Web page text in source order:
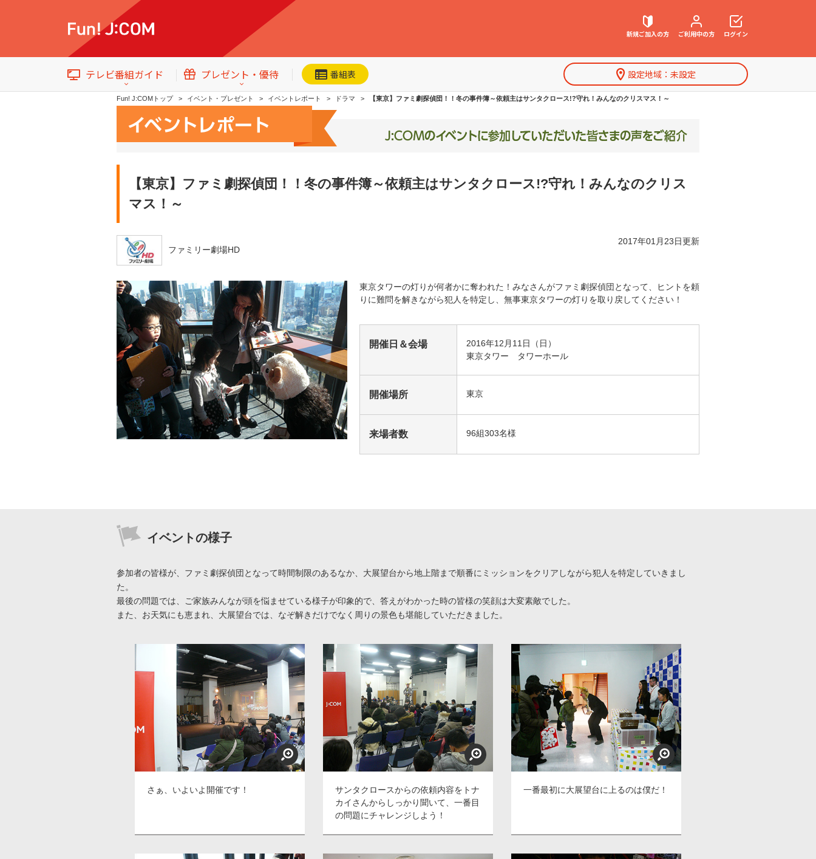
新規ご加入の方 ご利用中の方
契約内容確認・変更
お困りごと解決・よくあるご質問
ログイン
テレビ番組ガイド プレゼント・優待 番組表 設定地域： 未設定
テレビ番組情報トップ 今日・明日のおすすめ ネット動画 特集一覧
番組ジャンル
洋画 邦画 海外ドラマ 国内ドラマ アジアドラマ
スポーツ
アニメ・キッズ
音楽 エンタメ・バラエティ ドキュメンタリー・ホビー アダルト
J:COM放送の地域チャンネル
イベント・プレゼント
Fun! J:COMトップ イベント・プレゼント イベントレポート ドラマ 【東京】ファミ劇探偵団！！冬の事件簿～依頼主はサンタクロース!?守れ！みんなのクリスマス！～
【東京】ファミ劇探偵団！！冬の事件簿～依頼主はサンタクロース!?守れ！みんなのクリス
マス！～
2017年01月23日更新
ファミリー劇場HD
東京タワーの灯りが何者かに奪われた！みなさんがファミ劇探偵団となって、ヒントを頼
りに難問を解きながら犯人を特定し、無事東京タワーの灯りを取り戻してください！
開催日＆会場
2016年12月11日（日）
東京タワー タワーホール
開催場所 東京
来場者数 96組303名様
イベントの様子
参加者の皆様が、ファミ劇探偵団となって時間制限のあるなか、大展望台から地上階まで順番にミッションをクリアしながら犯人を特定していきまし
た。
最後の問題では、ご家族みんなが頭を悩ませている様子が印象的で、答えがわかった時の皆様の笑顔は大変素敵でした。
また、お天気にも恵まれ、大展望台では、なぞ解きだけでなく周りの景色も堪能していただきました。
さぁ、いよいよ開催です！
サンタクロースからの依頼内容をトナ
カイさんからしっかり聞いて、一番目
の問題にチャレンジしよう！
一番最初に大展望台に上るのは僕だ！